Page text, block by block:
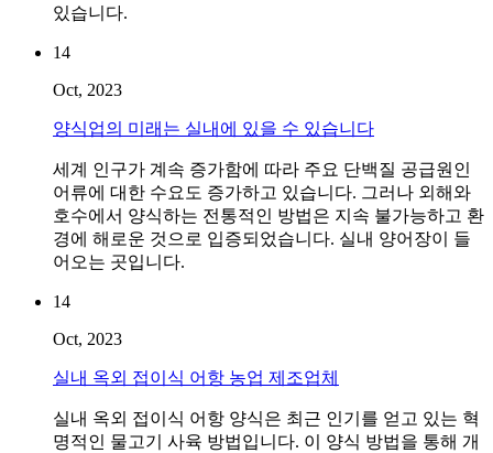
있습니다.
14
Oct, 2023
양식업의 미래는 실내에 있을 수 있습니다
세계 인구가 계속 증가함에 따라 주요 단백질 공급원인
어류에 대한 수요도 증가하고 있습니다. 그러나 외해와
호수에서 양식하는 전통적인 방법은 지속 불가능하고 환
경에 해로운 것으로 입증되었습니다. 실내 양어장이 들
어오는 곳입니다.
14
Oct, 2023
실내 옥외 접이식 어항 농업 제조업체
실내 옥외 접이식 어항 양식은 최근 인기를 얻고 있는 혁
명적인 물고기 사육 방법입니다. 이 양식 방법을 통해 개